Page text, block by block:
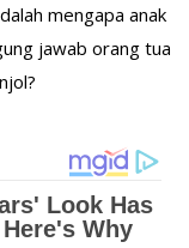
mengapa anak
jawab orang tua